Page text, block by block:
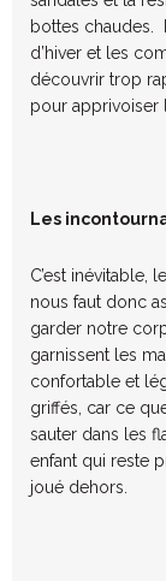
bottes chaudes.
d’hiver et les
découvrir trop
pour apprivoiser
Les
C’est inévitable,
nous faut donc
garder notre
garnissent les
confortable et
griffés, car ce
sauter dans les
enfant qui reste
joué dehors.